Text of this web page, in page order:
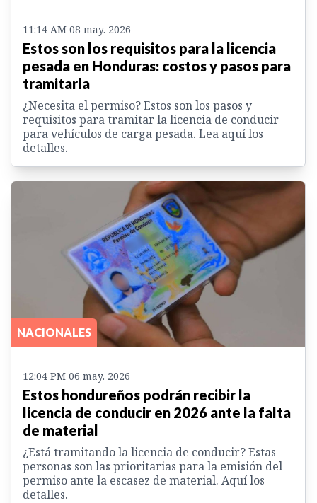
11:14 AM 08 may. 2026
Estos son los requisitos para la licencia
pesada en Honduras: costos y pasos para
tramitarla
¿Necesita el permiso? Estos son los pasos y
requisitos para tramitar la licencia de conducir
para vehículos de carga pesada. Lea aquí los
detalles.
NACIONALES
12:04 PM 06 may. 2026
Estos hondureños podrán recibir la
licencia de conducir en 2026 ante la falta
de material
¿Está tramitando la licencia de conducir? Estas
personas son las prioritarias para la emisión del
permiso ante la escasez de material. Aquí los
detalles.